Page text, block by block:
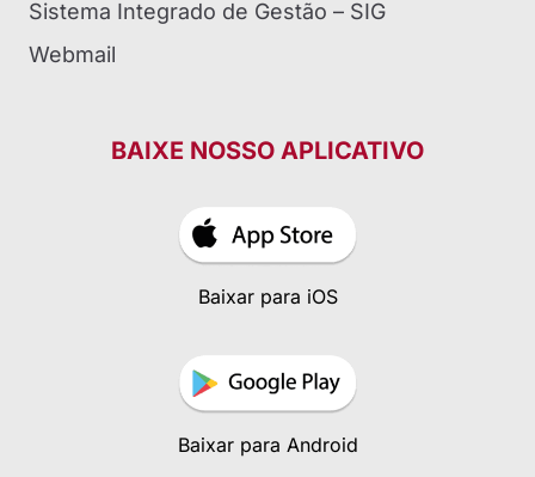
Sistema Integrado de Gestão – SIG
Webmail
BAIXE NOSSO APLICATIVO
Baixar para iOS
Baixar para Android